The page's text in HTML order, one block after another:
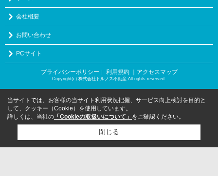
会社概要
お問い合わせ
PCサイト
プライバシーポリシー ｜ 利用規約 ｜アクセスマップ
Copyright(c) 株式会社トルノス不動産 All rights reserved.
当サイトでは、お客様の当サイト利用状況把握、サービス向上検討を目的と
して、クッキー（Cookie）を使用しています。
詳しくは、当社の 「Cookieの取扱いについて」 をご確認ください。
閉じる